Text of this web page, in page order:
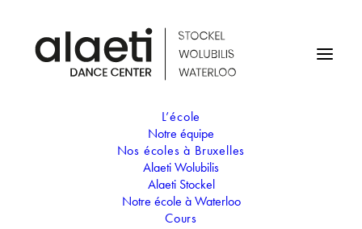
L’école
Notre équipe
Nos écoles à Bruxelles
Alaeti Wolubilis
Alaeti Stockel
Notre école à Waterloo
Cours